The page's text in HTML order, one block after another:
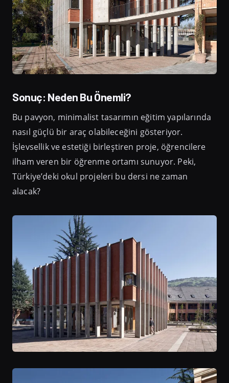
Sonuç: Neden Bu Önemli?
Bu pavyon, minimalist tasarımın eğitim yapılarında
nasıl güçlü bir araç olabileceğini gösteriyor.
İşlevsellik ve estetiği birleştiren proje, öğrencilere
ilham veren bir öğrenme ortamı sunuyor. Peki,
Türkiye’deki okul projeleri bu dersi ne zaman
alacak?